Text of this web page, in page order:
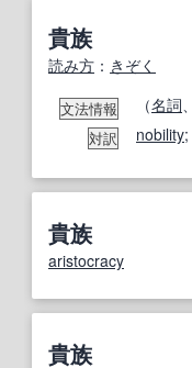
貴族
読み方 ： きぞく
文法情報 （名詞、
対訳 nobility;
貴族
aristocracy
貴族